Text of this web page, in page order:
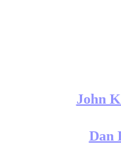
John
Dan